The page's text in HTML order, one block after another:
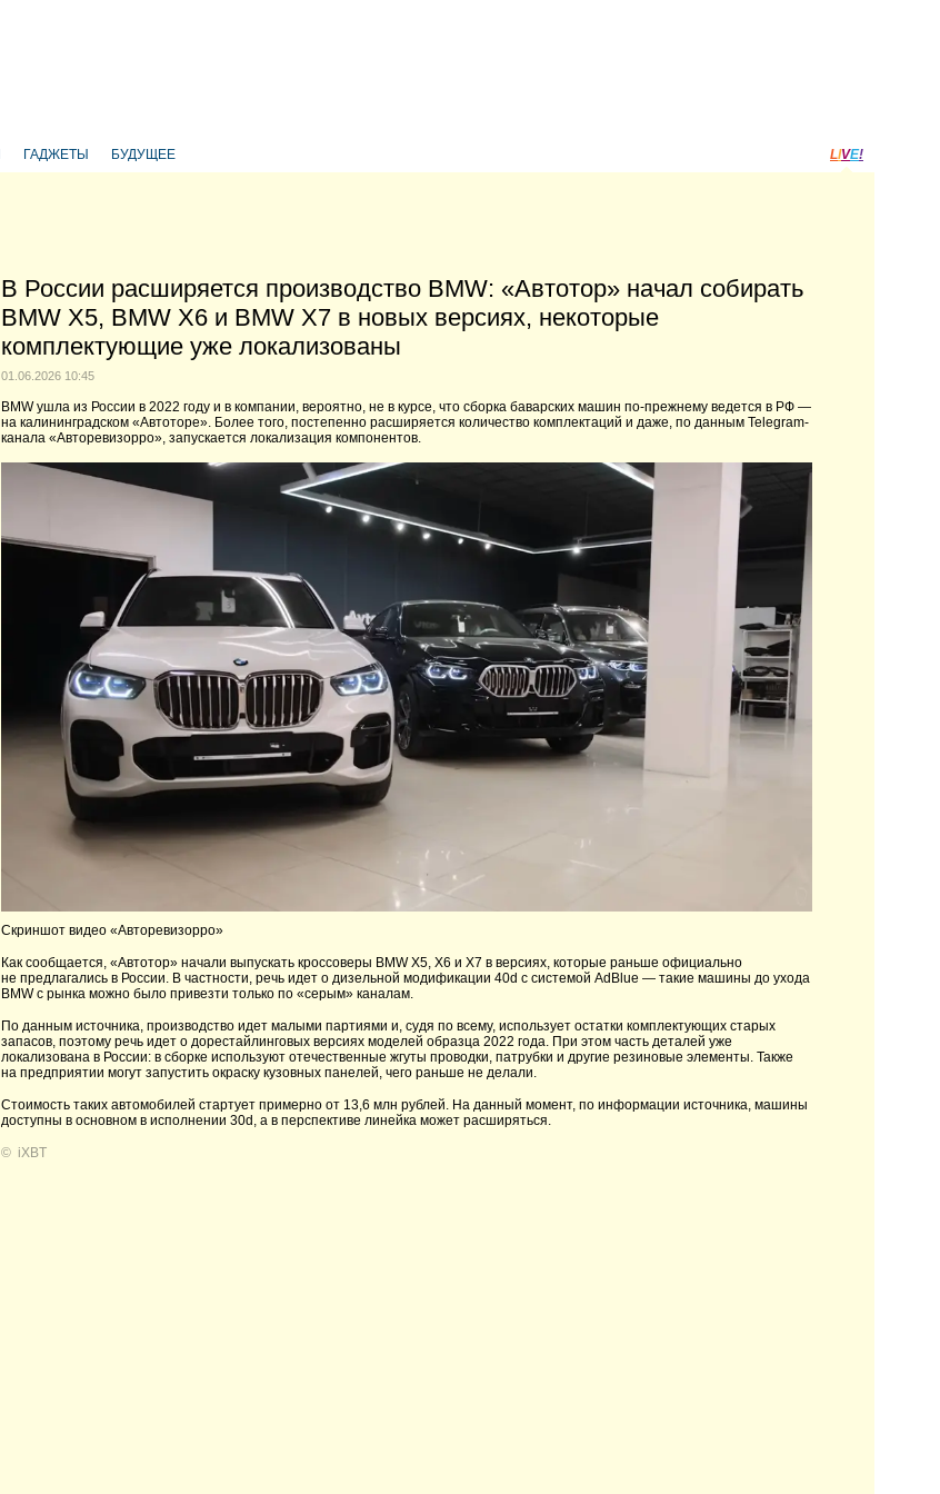
ГАДЖЕТЫ БУДУЩЕЕ LIVE!
В России расширяется производство BMW: «Автотор» начал собирать
BMW X5, BMW X6 и BMW X7 в новых версиях, некоторые
комплектующие уже локализованы
01.06.2026 10:45
BMW ушла из России в 2022 году и в компании, вероятно, не в курсе, что сборка баварских машин по-прежнему ведется в РФ —
на калининградском «Автоторе». Более того, постепенно расширяется количество комплектаций и даже, по данным Telegram-
канала «Авторевизорро», запускается локализация компонентов.
Скриншот видео «Авторевизорро»
Как сообщается, «Автотор» начали выпускать кроссоверы BMW X5, X6 и X7 в версиях, которые раньше официально
не предлагались в России. В частности, речь идет о дизельной модификации 40d с системой AdBlue — такие машины до ухода
BMW с рынка можно было привезти только по «серым» каналам.
По данным источника, производство идет малыми партиями и, судя по всему, использует остатки комплектующих старых
запасов, поэтому речь идет о дорестайлинговых версиях моделей образца 2022 года. При этом часть деталей уже
локализована в России: в сборке используют отечественные жгуты проводки, патрубки и другие резиновые элементы. Также
на предприятии могут запустить окраску кузовных панелей, чего раньше не делали.
Стоимость таких автомобилей стартует примерно от 13,6 млн рублей. На данный момент, по информации источника, машины
доступны в основном в исполнении 30d, а в перспективе линейка может расширяться.
© iXBT